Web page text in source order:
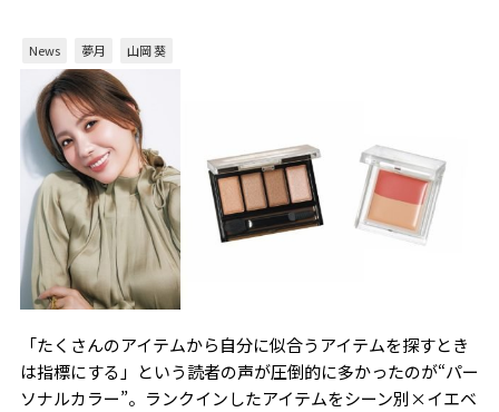
News 夢月 山岡 葵
「たくさんのアイテムから自分に似合うアイテムを探すとき
は指標にする」という読者の声が圧倒的に多かったのが“パー
ソナルカラー”。ランクインしたアイテムをシーン別×イエベ